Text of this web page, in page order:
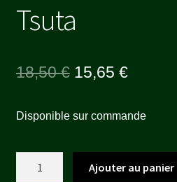
Tsuta
18,50€ Le
initial
18,50 €.
15,65 €Le
actuel
15,65 €.
Disponible sur commande
Ajouter au panier